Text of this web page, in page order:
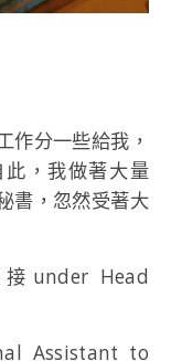
分一些給我，
，我做著大量
書，忽然受著大
under Head
Assistant to